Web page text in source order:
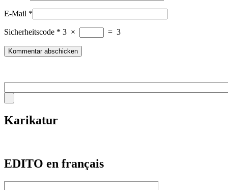
E-Mail *
Sicherheitscode * 3 × = 3
Karikatur
EDITO en français